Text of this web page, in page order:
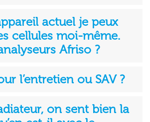
actuel je peux
cellules moi-même.
Afriso ?
l’entretien ou SAV ?
on sent bien la